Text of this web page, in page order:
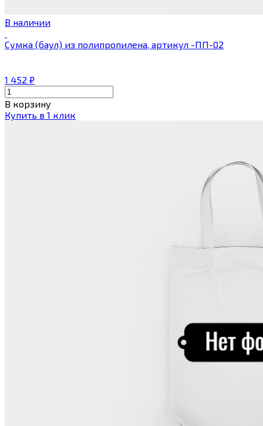
В наличии
Сумка (баул) из полипропилена, артикул -ПП-02
1 452 ₽
В корзину
Купить в 1 клик